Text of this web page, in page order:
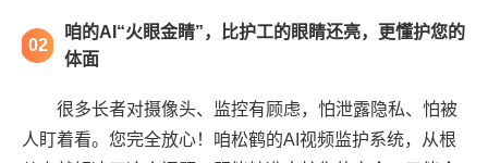
02
咱的AI“火眼金睛”，比护工的眼睛还亮，更懂护您的
体面
很多长者对摄像头、监控有顾虑，怕泄露隐私、怕被
人盯着看。您完全放心！咱松鹤的AI视频监护系统，从根